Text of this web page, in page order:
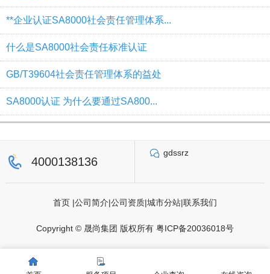
**企业认证SA8000社会责任管理体系...
什么是SA8000社会责任标准认证
GB/T39604社会责任管理体系的益处
SA8000认证 为什么要通过SA800...
4000138136
gdssrz
首页 |公司简介|公司资质|城市分站|联系我们
Copyright © 晟尚集团 版权所有 粤ICP备20036018号